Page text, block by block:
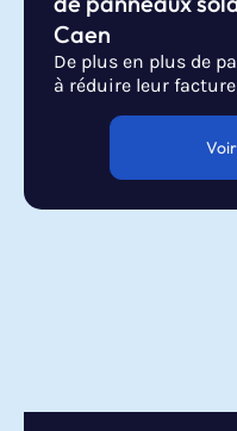
Caen
De plus en plus de
à réduire leur facture